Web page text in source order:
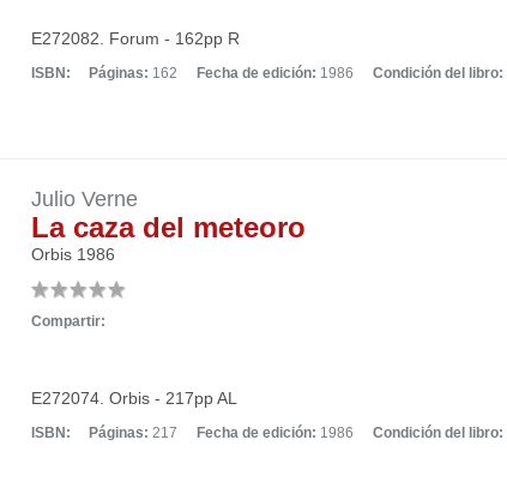
E272082. Forum - 162pp R
ISBN: Páginas: 162 Fecha de edición: 1986 Condición del libro:
Julio Verne
La caza del meteoro
Orbis 1986
Compartir:
E272074. Orbis - 217pp AL
ISBN: Páginas: 217 Fecha de edición: 1986 Condición del libro: